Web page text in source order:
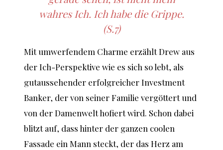
wahres Ich. Ich habe die Grippe.
(S.7)
Mit umwerfendem Charme erzählt Drew aus
der Ich-Perspektive wie es sich so lebt, als
gutaussehender erfolgreicher Investment
Banker, der von seiner Familie vergöttert und
von der Damenwelt hofiert wird. Schon dabei
blitzt auf, dass hinter der ganzen coolen
Fassade ein Mann steckt, der das Herz am